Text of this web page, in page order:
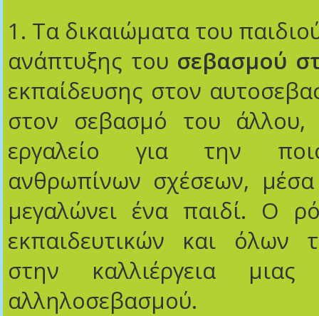
1. Τα δικαιώματα του
ανάπτυξης του σεβασμού
εκπαίδευσης στον
στον σεβασμό του
εργαλείο για την
ανθρωπίνων σχέσεων, μέσα
μεγαλώνει ένα παιδί. Ο
εκπαιδευτικών και όλων
στην καλλιέργεια μιας
αλληλοσεβασμού.